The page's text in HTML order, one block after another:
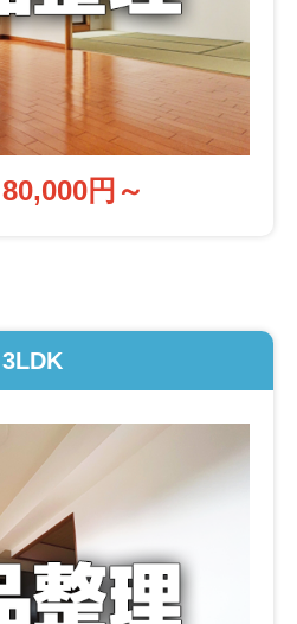
80,000円～
3LDK